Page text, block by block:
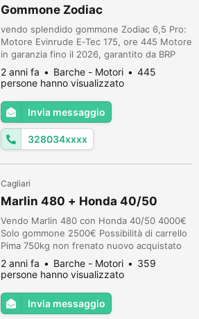
Gommone Zodiac
vendo splendido gommone Zodiac 6,5 Pro:
Motore Evinrude E-Tec 175, ore 445 Motore
in garanzia fino il 2026, garantito da BRP
Elica in accaio Serbatoio da 200 litri Console
PRO HXL grigio chiaro Console Seduta PRO
HLS grigio chiaro T - top ribaltabile
Corrimano Console alta (L) Luci bianche
360° Luci di navigazione rosso/verde
Maniglia anteriore per seduta jo...
2 anni fa Barche - Motori
445
persone hanno visualizzato
Invia messaggio
328034xxxx
Cagliari
Marlin 480 + Honda 40/50
Vendo Marlin 480 con Honda 40/50 4000€
Solo gommone 2500€ Possibilità di carrello
Pima 750kg non frenato nuovo acquistato
marzo21. 1400€
2 anni fa Barche - Motori
359
persone hanno visualizzato
Invia messaggio